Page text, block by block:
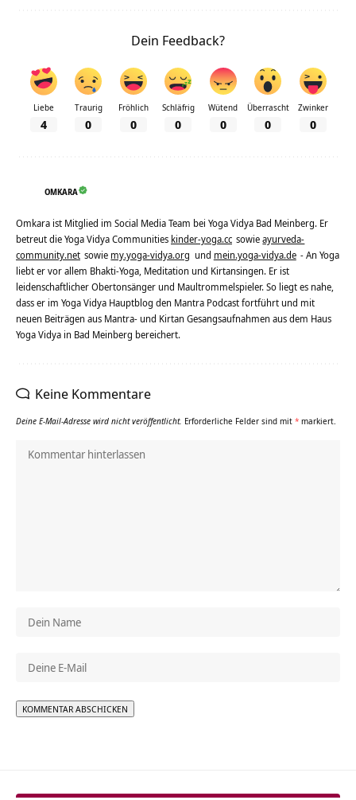
Dein Feedback?
Liebe
4
Traurig
0
Fröhlich
0
Schläfrig
0
Wütend
0
Überrascht
0
Zwinker
0
OMKARA
Omkara ist Mitglied im Social Media Team bei Yoga Vidya Bad Meinberg. Er
betreut die Yoga Vidya Communities kinder-yoga.cc sowieayurveda-
community.net sowie my.yoga-vidya.org und mein.yoga-vidya.de - An Yoga
liebt er vor allem Bhakti-Yoga, Meditation und Kirtansingen. Er ist
leidenschaftlicher Obertonsänger und Maultrommelspieler. So liegt es nahe,
dass er im Yoga Vidya Hauptblog den Mantra Podcast fortführt und mit
neuen Beiträgen aus Mantra- und Kirtan Gesangsaufnahmen aus dem Haus
Yoga Vidya in Bad Meinberg bereichert.
Keine Kommentare
Deine E-Mail-Adresse wird nicht veröffentlicht. Erforderliche Felder sind mit * markiert.